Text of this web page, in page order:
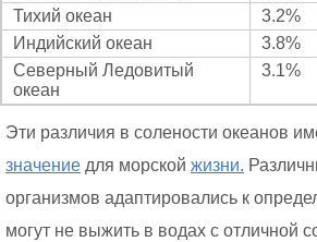
Тихий океан
3.2%
Индийский океан
3.8%
Северный Ледовитый
океан
3.1%
Эти различия в солености океанов
значение для морской жизни.
организмов адаптировались к
могут не выжить в водах с отличной